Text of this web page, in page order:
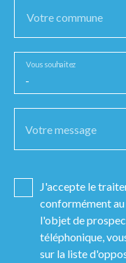
Votre commune
-
Vous souhaitez
Votre message
J'accepte le
conformément au
l'objet de
téléphonique,
sur la liste